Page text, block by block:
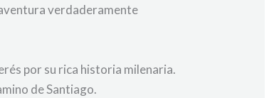
verdaderamente
por su rica historia milenaria.
de Santiago.